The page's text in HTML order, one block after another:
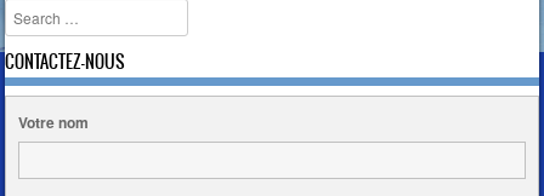
Search
CONTACTEZ-NOUS
Votre nom